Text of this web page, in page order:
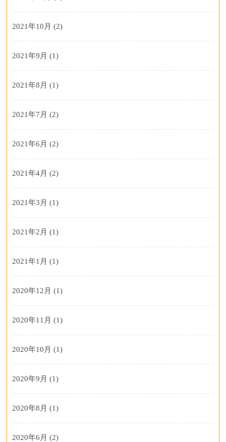
2021年10月 (2)
2021年9月 (1)
2021年8月 (1)
2021年7月 (2)
2021年6月 (2)
2021年4月 (2)
2021年3月 (1)
2021年2月 (1)
2021年1月 (1)
2020年12月 (1)
2020年11月 (1)
2020年10月 (1)
2020年9月 (1)
2020年8月 (1)
2020年6月 (2)